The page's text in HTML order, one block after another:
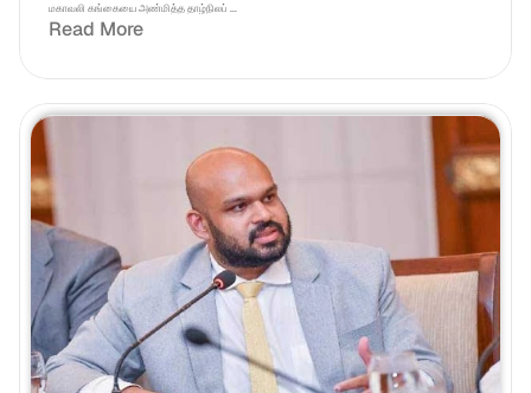
மகாவலி கங்கையை அண்மித்த தாழ்நிலப் ...
Read More